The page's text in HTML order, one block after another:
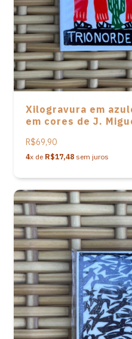
Xilogravura em
em cores de J.
R$69,90
4x de R$17,48 sem juros